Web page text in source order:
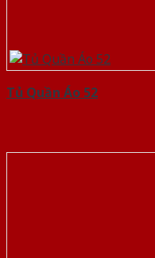
Tủ Quần Áo 52